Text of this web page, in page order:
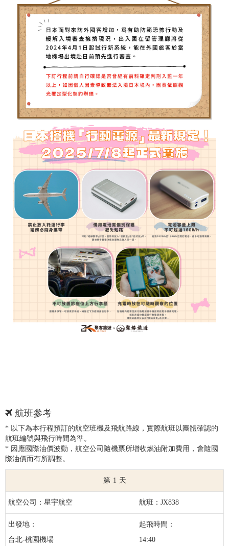
航班參考
* 以下為本行程預訂的航空班機及飛航路線，實際航班以團體確認的
航班編號與飛行時間為準。
* 因應國際油價波動，航空公司隨機票所增收燃油附加費用，會隨國
際油價而有所調整。
1
星宇航空 JX838
台北-桃園機場 14:40